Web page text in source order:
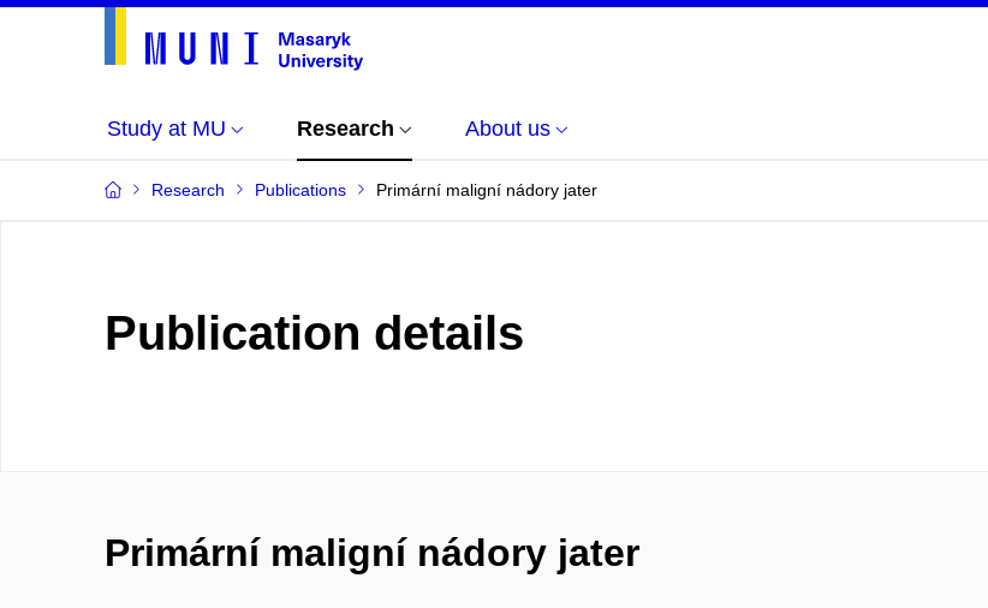
Study at MU Research About us
Research Publications Primární maligní nádory jater
Publication details
Primární maligní nádory jater